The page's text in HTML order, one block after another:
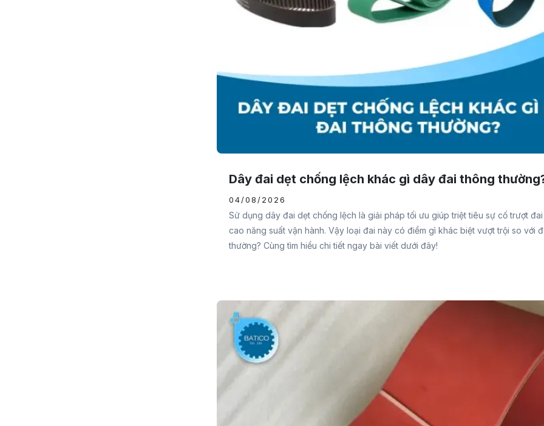
Dây đai dẹt chống lệch khác gì dây đai thông
04/08/2026
Sử dụng dây đai dẹt chống lệch là giải pháp tối ưu giúp triệt tiêu sự cố trượt
cao năng suất vận hành. Vậy loại đai này có điểm gì khác biệt vượt trội so với
thường? Cùng tìm hiểu chi tiết ngay bài viết dưới đây!